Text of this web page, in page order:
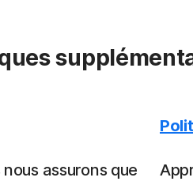
assurons que